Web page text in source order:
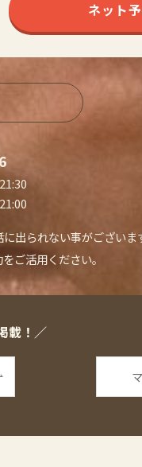
ネット
に出られない事がございま
ご活用ください。
載！／